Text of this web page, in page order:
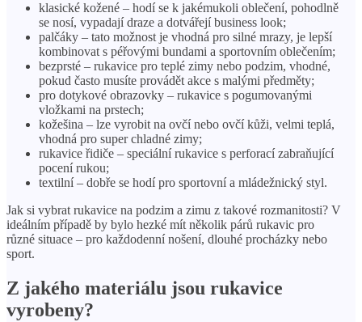
klasické kožené – hodí se k jakémukoli oblečení, pohodlně
se nosí, vypadají draze a dotvářejí business look;
palčáky – tato možnost je vhodná pro silné mrazy, je lepší
kombinovat s péřovými bundami a sportovním oblečením;
bezprsté – rukavice pro teplé zimy nebo podzim, vhodné,
pokud často musíte provádět akce s malými předměty;
pro dotykové obrazovky – rukavice s pogumovanými
vložkami na prstech;
kožešina – lze vyrobit na ovčí nebo ovčí kůži, velmi teplá,
vhodná pro super chladné zimy;
rukavice řidiče – speciální rukavice s perforací zabraňující
pocení rukou;
textilní – dobře se hodí pro sportovní a mládežnický styl.
Jak si vybrat rukavice na podzim a zimu z takové rozmanitosti? V
ideálním případě by bylo hezké mít několik párů rukavic pro
různé situace – pro každodenní nošení, dlouhé procházky nebo
sport.
Z jakého materiálu jsou rukavice
vyrobeny?